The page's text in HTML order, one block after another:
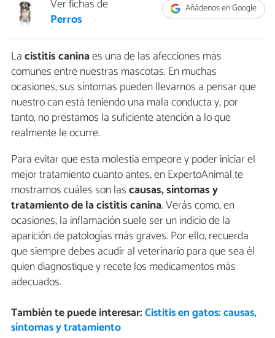
Añádenos en Google
Ver fichas de
Perros
Lacistitis caninaes una de las afecciones más
comunes entre nuestras mascotas. En muchas
ocasiones, sus síntomas pueden llevarnos a pensar que
nuestro can está teniendo una mala conducta y, por
tanto, no prestamos la suficiente atención a lo que
realmente le ocurre.
Para evitar que esta molestia empeore y poder iniciar el
mejor tratamiento cuanto antes, en ExpertoAnimal te
mostramos cuáles son lascausas, síntomas y
tratamiento de la cistitis canina. Verás como, en
ocasiones, la inflamación suele ser un indicio de la
aparición de patologías más graves. Por ello, recuerda
que siempre debes acudir al veterinario para que sea él
quien diagnostique y recete los medicamentos más
adecuados.
También te puede interesar:Cistitis en gatos: causas,
síntomas y tratamiento